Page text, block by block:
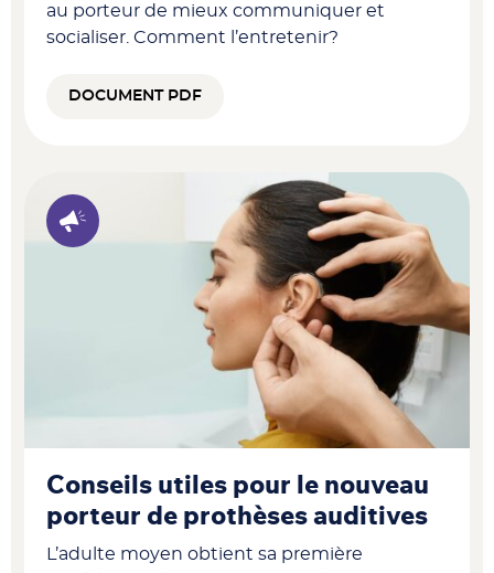
au porteur de mieux communiquer et
socialiser. Comment l’entretenir?
DOCUMENT PDF
Conseils utiles pour le nouveau
porteur de prothèses auditives
L’adulte moyen obtient sa première